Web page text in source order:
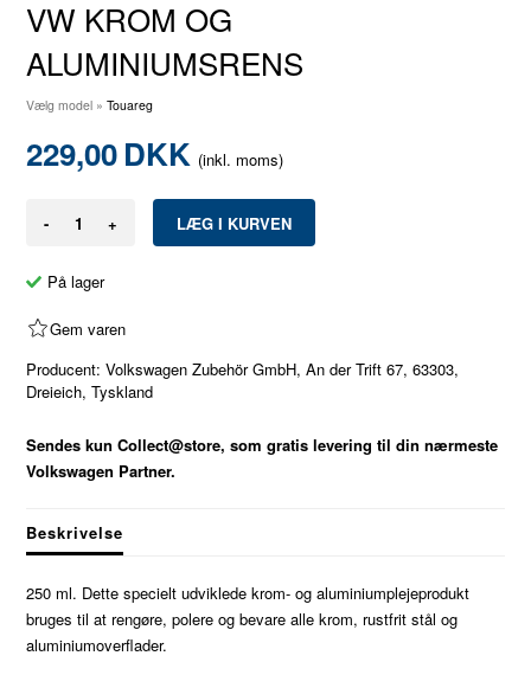
VW KROM OG
ALUMINIUMSRENS
Vælg model »Touareg
229,00DKK (inkl. moms)
- +
På lager
Gem varen
Producent: Volkswagen Zubehör GmbH, An der Trift 67, 63303,
Dreieich, Tyskland
Sendes kun Collect@store, som gratis levering til din nærmeste
Volkswagen Partner.
Beskrivelse
250 ml. Dette specielt udviklede krom- og aluminiumplejeprodukt
bruges til at rengøre, polere og bevare alle krom, rustfrit stål og
aluminiumoverflader.